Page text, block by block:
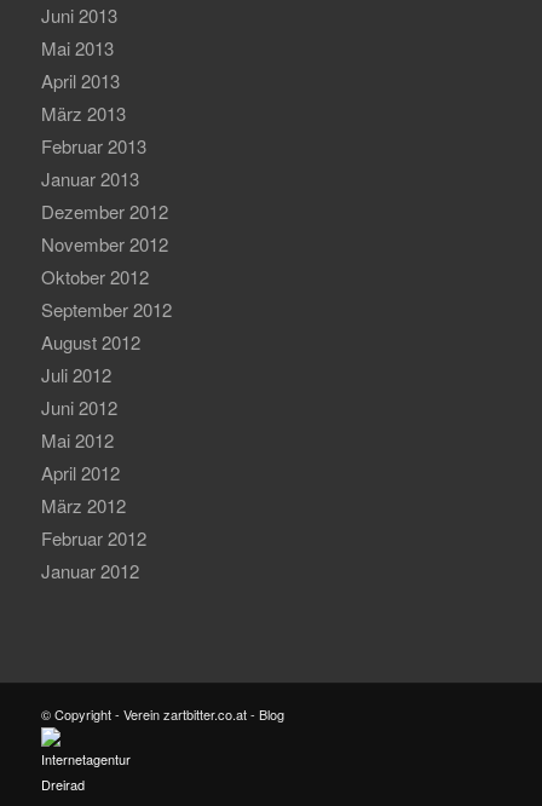
Juni 2013
Mai 2013
April 2013
März 2013
Februar 2013
Januar 2013
Dezember 2012
November 2012
Oktober 2012
September 2012
August 2012
Juli 2012
Juni 2012
Mai 2012
April 2012
März 2012
Februar 2012
Januar 2012
© Copyright - Verein zartbitter.co.at - Blog